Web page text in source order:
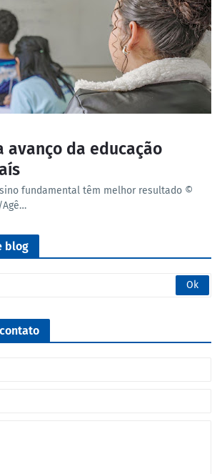
avanço da educação
fundamental têm melhor resultado ©
Agê…
blog